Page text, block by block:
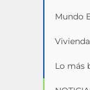
Mundo
Vivienda
Lo más